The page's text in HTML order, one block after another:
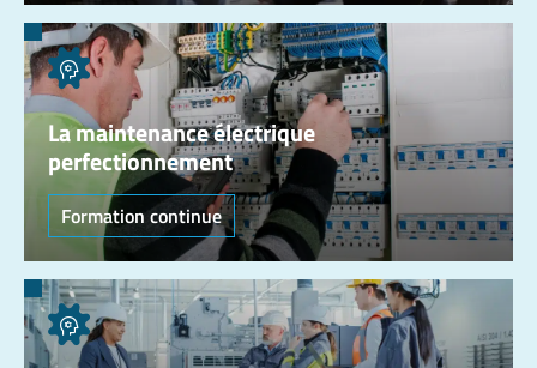
La maintenance électrique
perfectionnement
Formation continue